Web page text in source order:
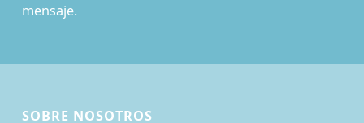
mensaje.
SOBRE NOSOTROS